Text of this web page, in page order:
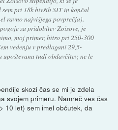
pri 18k bivših SIT in končal
ravno najvišjega povprečja).
za pridobitev Zoisove, je
moj primer, hitro pri 250-300
vedenju v predlagani 29,5-
tudi obdavčitev, ne le
skozi čas se mi je zdela
svojem primeru. Namreč ves čas
10 let) sem imel občutek, da